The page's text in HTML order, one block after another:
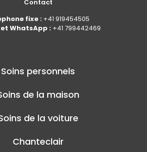
Contact
fixe : +41 919454505
WhatsApp : +41 799442469
Soins personnels
de la maison
de la voiture
Chanteclair